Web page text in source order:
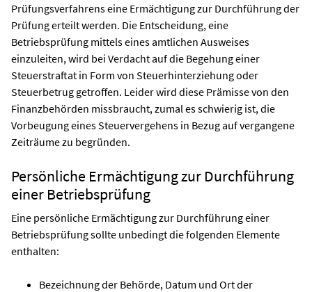
Prüfungsverfahrens eine Ermächtigung zur Durchführung der
Prüfung erteilt werden. Die Entscheidung, eine
Betriebsprüfung mittels eines amtlichen Ausweises
einzuleiten, wird bei Verdacht auf die Begehung einer
Steuerstraftat in Form von Steuerhinterziehung oder
Steuerbetrug getroffen. Leider wird diese Prämisse von den
Finanzbehörden missbraucht, zumal es schwierig ist, die
Vorbeugung eines Steuervergehens in Bezug auf vergangene
Zeiträume zu begründen.
Persönliche Ermächtigung zur Durchführung
einer Betriebsprüfung
Eine persönliche Ermächtigung zur Durchführung einer
Betriebsprüfung sollte unbedingt die folgenden Elemente
enthalten:
Bezeichnung der Behörde, Datum und Ort der